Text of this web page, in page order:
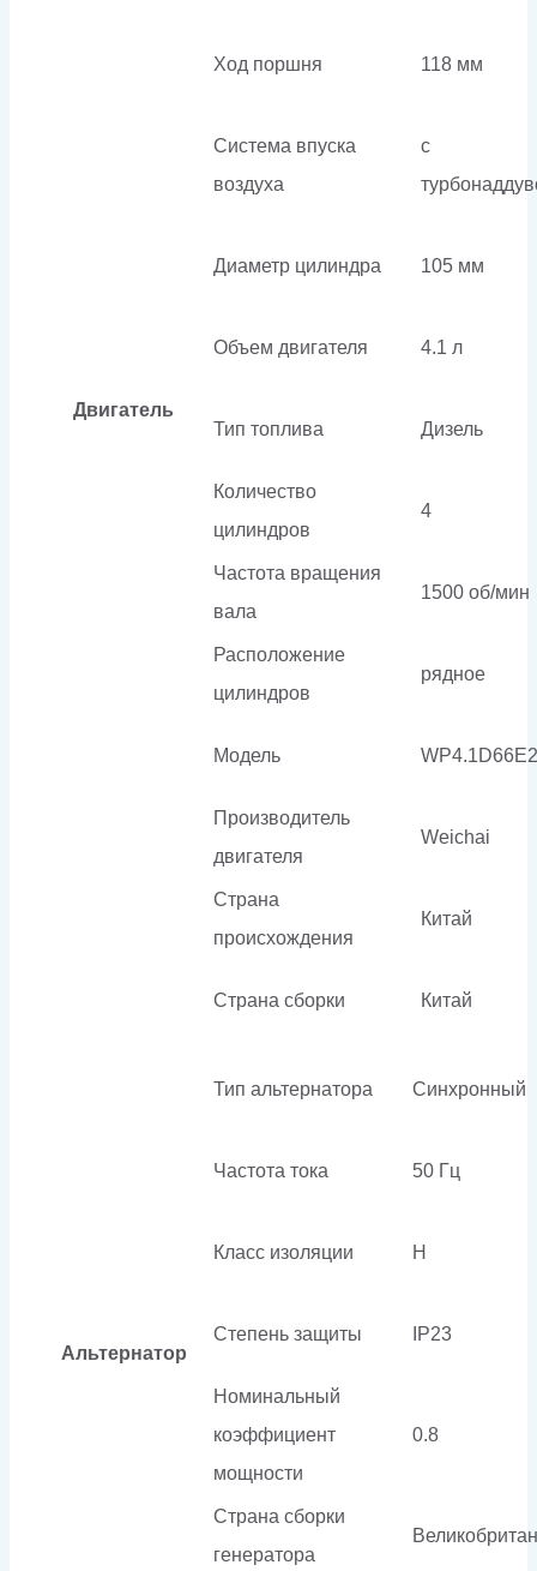
Двигатель
Ход поршня 118 мм
Система впуска
воздуха
с
Диаметр цилиндра 105 мм
Объем двигателя 4.1 л
Тип топлива Дизель
Количество
цилиндров
4
Частота вращения
вала
1500 об/мин
Расположение
цилиндров
рядное
Модель
Производитель
двигателя
Weichai
Страна
происхождения
Китай
Страна сборки Китай
Альтернатор
Тип альтернатора Синхронный
Частота тока 50 Гц
Класс изоляции H
Степень защиты IP23
Номинальный
коэффициент
мощности
0.8
Страна сборки
генератора